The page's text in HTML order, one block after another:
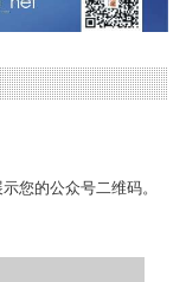
您的公众号二维码。